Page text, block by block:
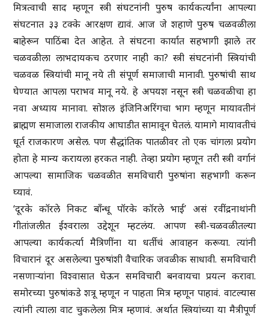
मित्रत्वाची साद म्हणून स्त्री संघटनांनी पुरुष कार्यकर्त्यांना आपल्या
संघटनात ३३ टक्के आरक्षण द्यावं. आज जे शहाणे पुरुष चळवळीला
बाहेरून पाठिंबा देत आहेत. ते संघटना कार्यात सहभागी झाले तर
चळवळीला लाभदायकच ठरणार नाही का? स्त्री संघटनांनी स्त्रियांची
चळवळ स्त्रियांची मानू नये ती संपूर्ण समाजाची मानावी. पुरुषांची साथ
घेण्यात आपला पराभव मानू नये. हे अपयश नसून स्त्री चळवळीचा हा
नवा अध्याय मानावा. सोशल इंजिनिअरिंगचा भाग म्हणून मायावतीनं
ब्राह्मण समाजाला राजकीय आघाडीत सामावून घेतलं. यामागे मायावतीचं
धूर्त राजकारण असेल. पण सैद्धांतिक पातळीवर तो एक चांगला प्रयोग
होता हे मान्य करायला हरकत नाही. तेव्हा प्रयोग म्हणून तरी स्त्री वर्गानं
आपल्या सामाजिक चळवळीत समविचारी पुरुषांना सहभागी करून
घ्यावं.
‘दूरके कॉरले निकट बॉंन्धू पॉरके कॉरले भाई’ असं रवींद्रनाथांनी
गीतांजलीत ईश्वराला उद्देशून म्हटलंय. आपण स्त्री-चळवळीतल्या
आपल्या कार्यकर्त्या मैत्रिणींना या धर्तीचं आवाहन करूया. त्यांनी
विचारानं दूर असलेल्या पुरुषांशी वैचारिक जवळीक साधावी. समविचारी
नसणाऱ्यांना विश्वासात घेऊन समविचारी बनवायचा प्रयत्न करावा.
समोरच्या पुरुषांकडे शत्रू म्हणून न पाहता मित्र म्हणून पाहावं. वाटल्यास
त्यांनी त्याला वाट चुकलेला मित्र म्हणावं. अर्थात स्त्रियांच्या या मैत्रीपूर्ण